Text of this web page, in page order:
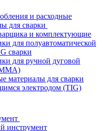
и расходные
для сварки
и комплектующие
для полуавтоматической
сварки
для ручной дуговой
материалы для сварки
электродом (TIG)
инструмент